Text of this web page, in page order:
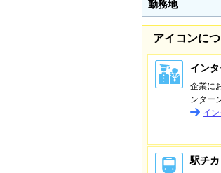
勤務地
アイコンに
イン
企業に
ンター
イ
駅チカ